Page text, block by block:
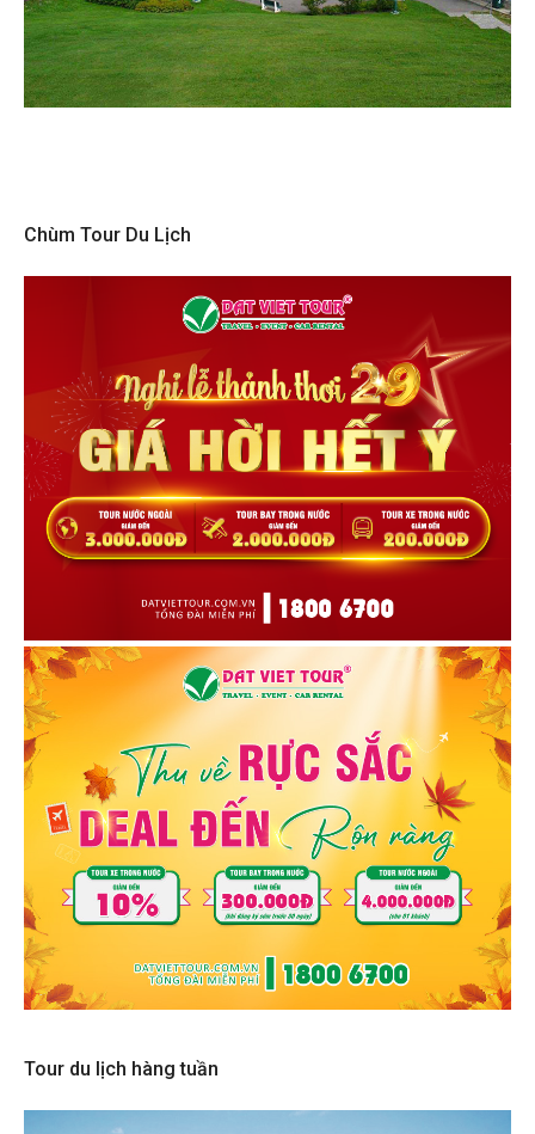
Chùm Tour Du Lịch
Tour du lịch hàng tuần